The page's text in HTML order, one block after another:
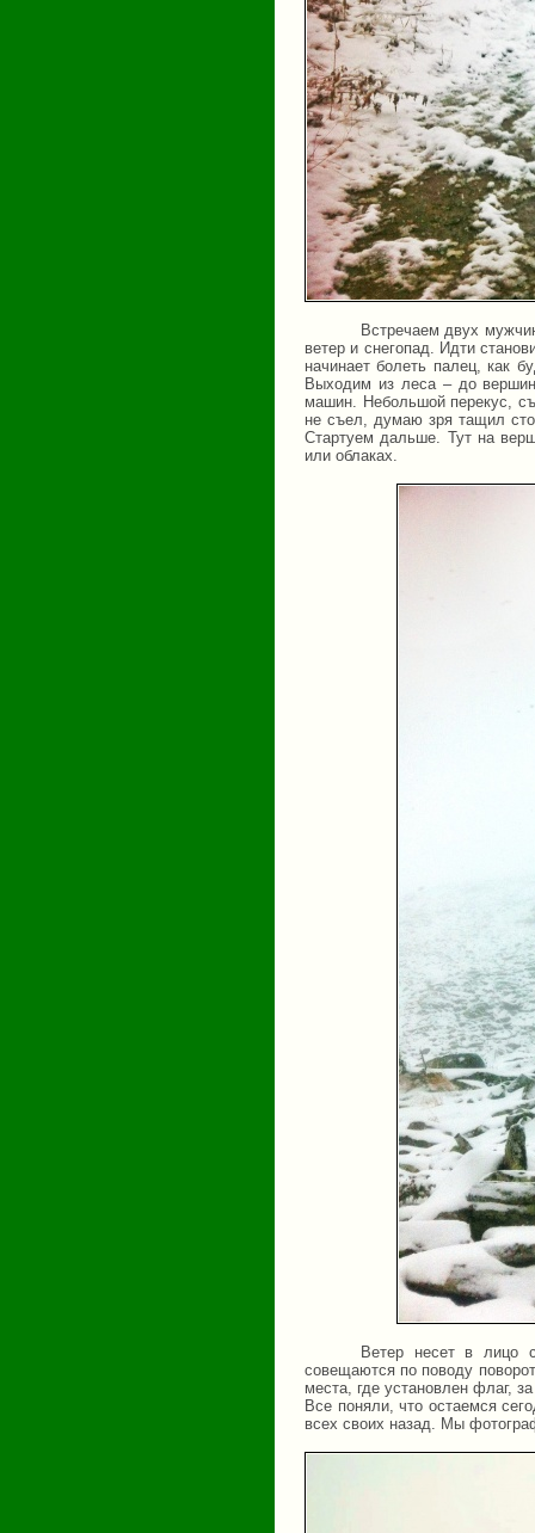
Встречаем двух
ветер и снегопад. Идти
начинает болеть палец, как
Выходим из леса – до
машин. Небольшой перекус,
не съел, думаю зря тащил
Стартуем дальше. Тут на
или облаках.
Ветер несет в лицо
совещаются по поводу
места, где установлен флаг,
Все поняли, что остаемся
всех своих назад. Мы